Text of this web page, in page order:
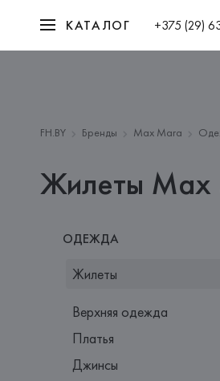
КАТАЛОГ +375 (29)
FH.BY Бренды Max Mara
Жилеты Max
ОДЕЖДА
Жилеты
Верхняя одежда
Платья
Джинсы